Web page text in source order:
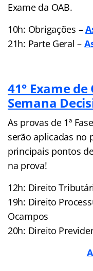
Exame da OAB.
10h: Obrigações –
21h: Parte Geral –
41° Exame
Semana
As provas de 1ª
serão aplicadas no
principais pontos
na prova!
12h: Direito
19h: Direito
Ocampos
20h: Direito